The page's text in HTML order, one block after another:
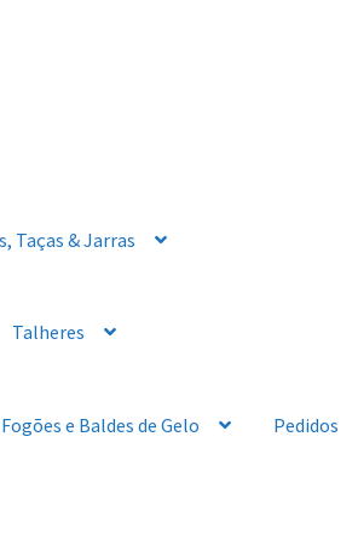
Taças & Jarras
Talheres
e Baldes de Gelo Pedidos